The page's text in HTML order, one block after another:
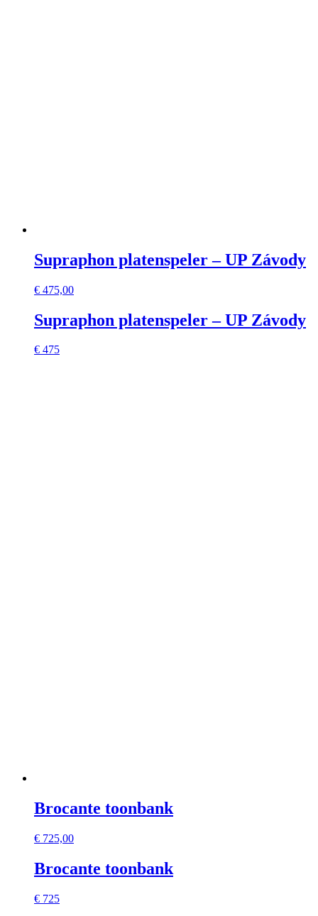
Supraphon platenspeler – UP Závody
€ 475,00
Supraphon platenspeler – UP Závody
€ 475
Brocante toonbank
€ 725,00
Brocante toonbank
€ 725